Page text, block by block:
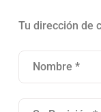
Tu dirección de